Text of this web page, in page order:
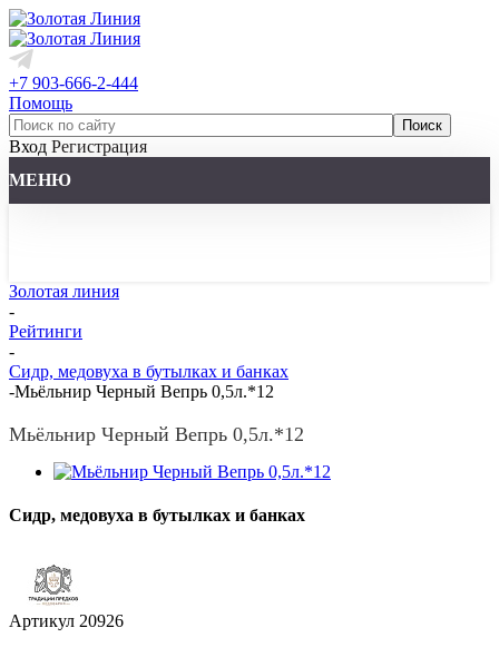
+7 903-666-2-444
Помощь
Вход Регистрация
МЕНЮ
Золотая линия
-
Рейтинги
-
Сидр, медовуха в бутылках и банках
-Мьёльнир Черный Вепрь 0,5л.*12
Мьёльнир Черный Вепрь 0,5л.*12
Сидр, медовуха в бутылках и банках
Артикул 20926